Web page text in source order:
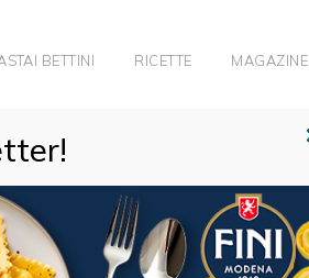
BETTINI RICETTE MAGAZINE
ROMAGNA